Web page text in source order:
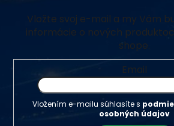
Vložte svoj e-mail a my Vám
informácie o nových
shope.
Email
Vložením e-mailu súhlasíte s
osobných údajov